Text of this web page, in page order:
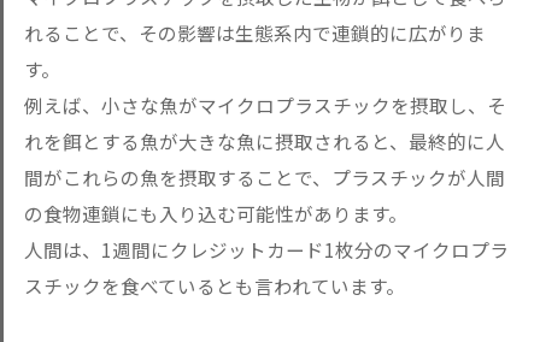
れることで、その影響は生態系内で連鎖的に広がりま
す。
例えば、小さな魚がマイクロプラスチックを摂取し、そ
れを餌とする魚が大きな魚に摂取されると、最終的に人
間がこれらの魚を摂取することで、プラスチックが人間
の食物連鎖にも入り込む可能性があります。
人間は、1週間にクレジットカード1枚分のマイクロプラ
スチックを食べているとも言われています。